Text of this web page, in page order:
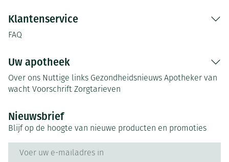
Klantenservice
FAQ
Uw apotheek
Over ons Nuttige links Gezondheidsnieuws Apotheker van
wacht Voorschrift Zorgtarieven
Nieuwsbrief
Blijf op de hoogte van nieuwe producten en promoties